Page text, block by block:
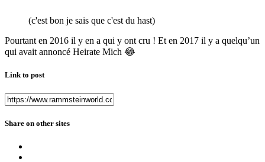
(c'est bon je sais que c'est du hast)
Pourtant en 2016 il y en a qui y ont cru ! Et en 2017 il y a quelqu’un
qui avait annoncé Heirate Mich 😂
Link to post
Share on other sites